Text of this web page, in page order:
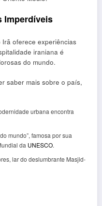
Imperdíveis
oferece experiências
iraniana é
do mundo.
saber mais sobre o país,
urbana encontra
mundo”, famosa por sua
da UNESCO.
lar do deslumbrante Masjid-